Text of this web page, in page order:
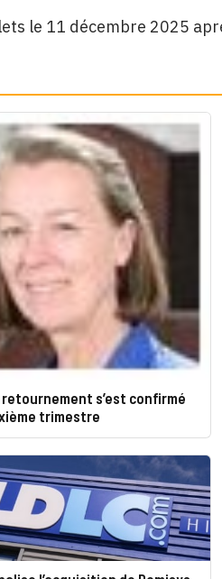
le 11 décembre 2025
retournement s’est confirmé
trimestre